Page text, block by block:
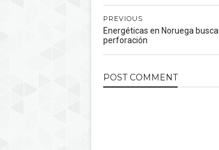
PREVIOUS
Energéticas en Noruega
perforación
POST COMMENT